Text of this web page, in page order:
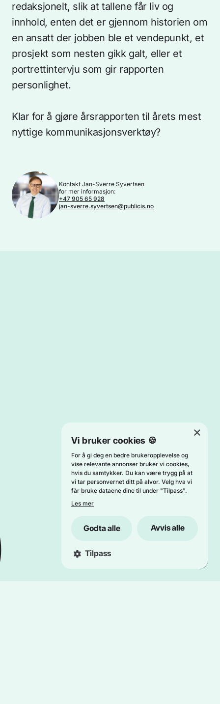
Kontakt Jan-Sverre Syvertsen
for mer informasjon:
+47 905 65 928
jan-sverre.syvertsen@publicis.no
redaksjonelt, slik at tallene får liv og
innhold, enten det er gjennom historien om
en ansatt der jobben ble et vendepunkt, et
prosjekt som nesten gikk galt, eller et
portrettintervju som gir rapporten
personlighet.
Klar for å gjøre årsrapporten til årets mest
nyttige kommunikasjonsverktøy?
×
Vi bruker cookies 🍪
For å gi deg en bedre brukeropplevelse og
vise relevante annonser bruker vi cookies,
hvis du samtykker. Du kan være trygg på at
vi tar personvernet ditt på alvor. Velg hva vi
får bruke dataene dine til under "Tilpass".
Les mer
Godta alle Avvis alle
Tilpass